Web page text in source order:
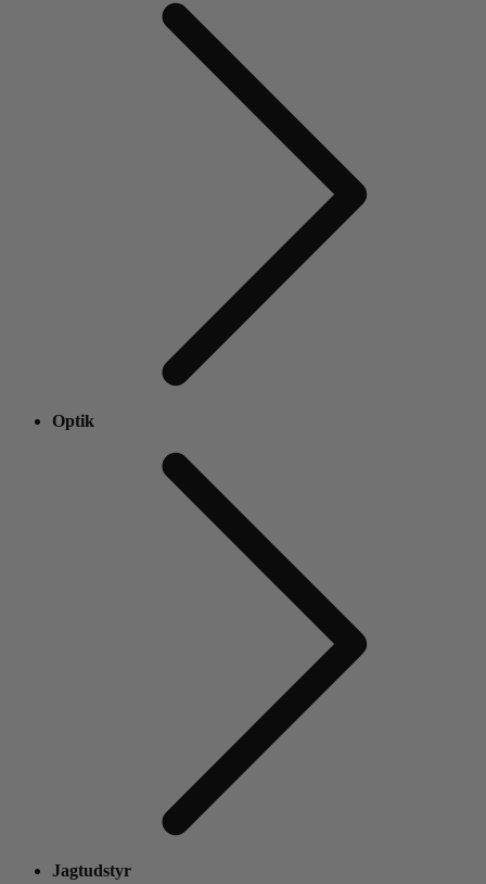
Optik
Jagtudstyr